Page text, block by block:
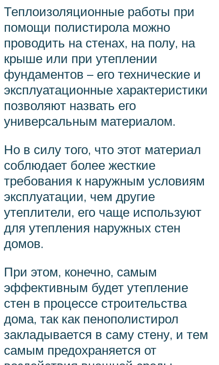
Теплоизоляционные работы при
помощи полистирола можно
проводить на стенах, на полу, на
крыше или при утеплении
фундаментов – его технические и
эксплуатационные характеристики
позволяют назвать его
универсальным материалом.
Но в силу того, что этот материал
соблюдает более жесткие
требования к наружным условиям
эксплуатации, чем другие
утеплители, его чаще используют
для утепления наружных стен
домов.
При этом, конечно, самым
эффективным будет утепление
стен в процессе строительства
дома, так как пенополистирол
закладывается в саму стену, и тем
самым предохраняется от